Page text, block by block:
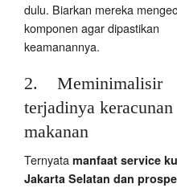
dulu. Biarkan mereka
komponen agar dipastikan
keamanannya.
2. Meminimalisir
terjadinya keracunan
makanan
Ternyata manfaat service
Jakarta Selatan dan